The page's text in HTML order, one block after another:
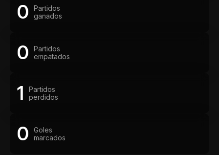
0
Partidos
ganados
0
Partidos
empatados
1
Partidos
perdidos
0
Goles
marcados